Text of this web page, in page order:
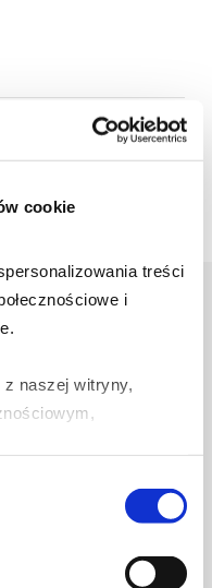
cookie
treści
i
naszej witryny,
z innymi danymi
z Cell